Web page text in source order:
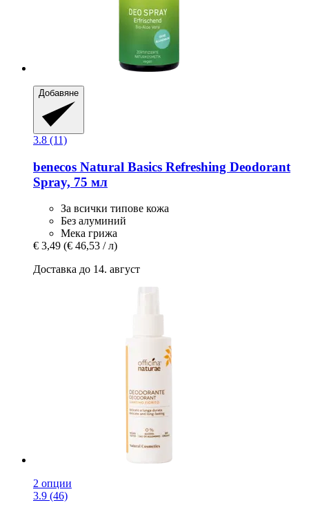
Добавяне
3.8 (11)
benecos Natural Basics Refreshing Deodorant
Spray, 75 мл
За всички типове кожа
Без алуминий
Мека грижа
€ 3,49 (€ 46,53 / л)
Доставка до 14. август
2 опции
3.9 (46)